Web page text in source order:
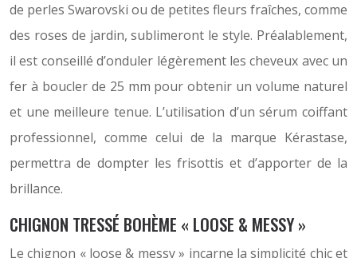
de perles Swarovski ou de petites fleurs fraîches, comme
des roses de jardin, sublimeront le style. Préalablement,
il est conseillé d’onduler légèrement les cheveux avec un
fer à boucler de 25 mm pour obtenir un volume naturel
et une meilleure tenue. L’utilisation d’un sérum coiffant
professionnel, comme celui de la marque Kérastase,
permettra de dompter les frisottis et d’apporter de la
brillance.
CHIGNON TRESSÉ BOHÈME « LOOSE & MESSY »
Le chignon « loose & messy » incarne la simplicité chic et